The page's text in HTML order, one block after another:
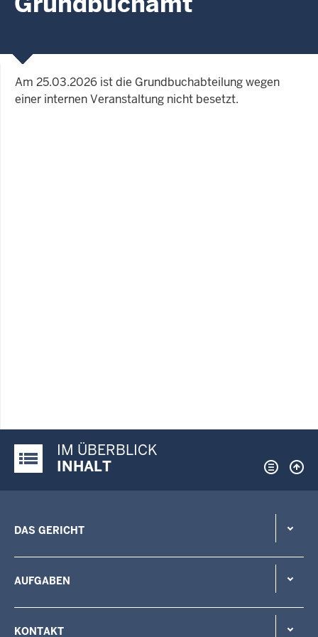
Am 25.03.2026 ist die Grundbuchabteilung wegen
einer internen Veranstaltung nicht besetzt.
Justiz-Portal im Überblick:
IM ÜBERBLICK
INHALT
DAS GERICHT
AUFGABEN
KONTAKT